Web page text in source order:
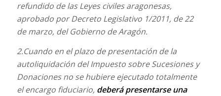
refundido de las Leyes civiles aragonesas,
aprobado por Decreto Legislativo 1/2011, de 22
de marzo, del Gobierno de Aragón.
2.Cuando en el plazo de presentación de la
autoliquidación del Impuesto sobre Sucesiones y
Donaciones no se hubiere ejecutado totalmente
el encargo fiduciario, deberá presentarse una